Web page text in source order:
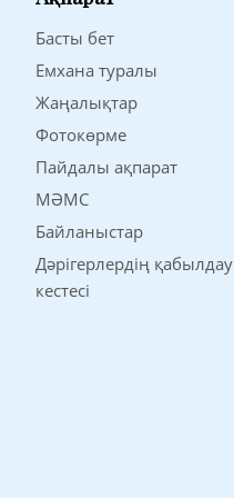
Басты бет
Емхана туралы
Жаңалықтар
Фотокөрме
Пайдалы ақпарат
МӘМС
Байланыстар
Дәрігерлердің қабылдау
кестесі